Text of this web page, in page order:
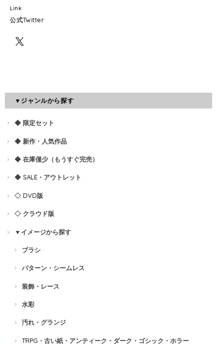
Link
公式Twitter
▼ジャンルから探す
◆ 限定セット
◆ 新作・人気作品
◆ 在庫僅少（もうすぐ完売）
◆ SALE・アウトレット
◇ DVD版
◇ クラウド版
▼イメージから探す
ブラシ
パターン・シームレス
装飾・レース
水彩
汚れ・グランジ
TRPG・古い紙・アンティーク・ダーク・ゴシック・ホラー